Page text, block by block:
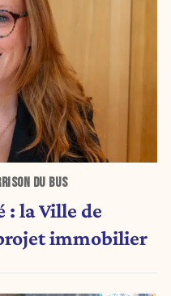
DU BUS
: la Ville de
immobilier